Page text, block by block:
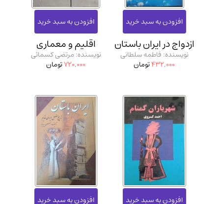
مدرسان شریف و انتشارت ارشد کتاب‌های..(2)
دانشگاه پیامـ نور(10)
ازدواج در ایران باستان
نویسنده: فاطمه سلطانی
432,000تومان
اقلیم و معماری
نویسنده: مرتضی کسمائی
720,000تومان